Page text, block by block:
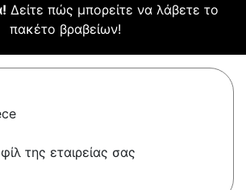
Δείτε πώς μπορείτε να λάβετε το
πακέτο βραβείων!
της εταιρείας σας